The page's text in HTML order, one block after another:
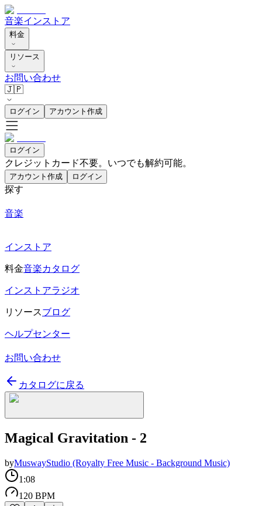
音楽インストア
料金
リソース
お問い合わせ
🇯🇵
ログイン アカウント作成
ログイン
クレジットカード不要。いつでも解約可能。
アカウント作成 ログイン
探す
音楽
インストア
料金音楽カタログ
インストアラジオ
リソースブログ
ヘルプセンター
お問い合わせ
カタログに戻る
Magical Gravitation - 2
byMuswayStudio (Royalty Free Music - Background Music)
1:08
120 BPM